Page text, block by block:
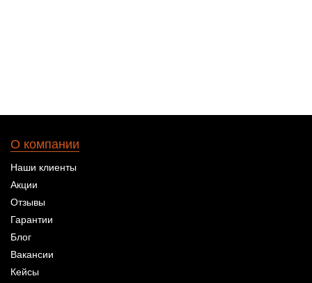
О компании
Наши клиенты
Акции
Отзывы
Гарантии
Блог
Вакансии
Кейсы